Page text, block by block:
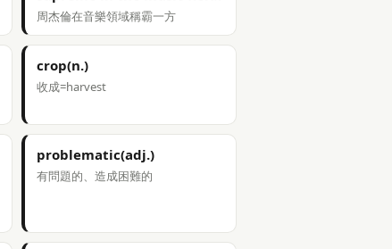
周杰倫在音樂領域稱霸一方
crop(n.)
收成=harvest
problematic(adj.)
有問題的、造成困難的